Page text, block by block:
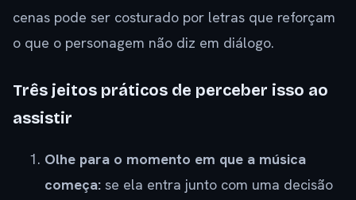
cenas pode ser costurado por letras que reforçam
o que o personagem não diz em diálogo.
Três jeitos práticos de perceber isso ao
assistir
Olhe para o momento em que a música
começa: se ela entra junto com uma decisão